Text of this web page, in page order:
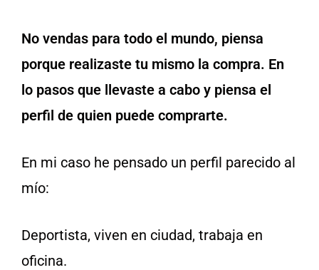
No vendas para todo el mundo, piensa
porque realizaste tu mismo la compra. En
lo pasos que llevaste a cabo y piensa el
perfil de quien puede comprarte.
En mi caso he pensado un perfil parecido al
mío:
Deportista, viven en ciudad, trabaja en
oficina.